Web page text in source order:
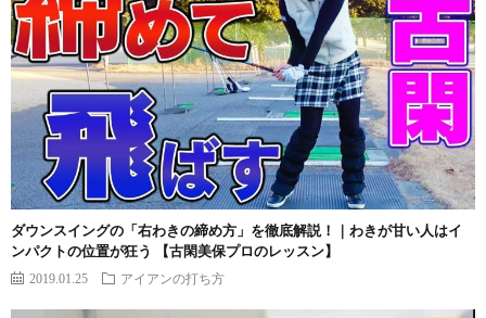
ダウンスイングの「右わきの締め方」を徹底解説！｜わきが甘い人はイ
ンパクトの位置が狂う 【古閑美保プロのレッスン】
2019.01.25 アイアンの打ち方